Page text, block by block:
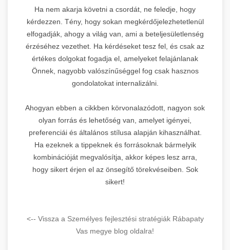
Ha nem akarja követni a csordát, ne feledje, hogy
kérdezzen. Tény, hogy sokan megkérdőjelezhetetlenül
elfogadják, ahogy a világ van, ami a beteljesületlenség
érzéséhez vezethet. Ha kérdéseket tesz fel, és csak az
értékes dolgokat fogadja el, amelyeket felajánlanak
Önnek, nagyobb valószínűséggel fog csak hasznos
gondolatokat internalizálni.
Ahogyan ebben a cikkben körvonalazódott, nagyon sok
olyan forrás és lehetőség van, amelyet igényei,
preferenciái és általános stílusa alapján kihasználhat.
Ha ezeknek a tippeknek és forrásoknak bármelyik
kombinációját megvalósítja, akkor képes lesz arra,
hogy sikert érjen el az önsegítő törekvéseiben. Sok
sikert!
<-- Vissza a Személyes fejlesztési stratégiák Rábapaty
Vas megye blog oldalra!